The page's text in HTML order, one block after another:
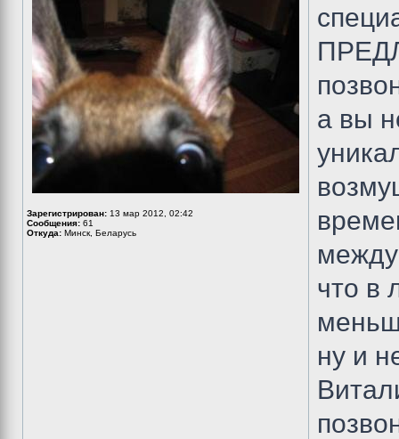
Зарегистрирован: 13 мар 2012, 02:42
Сообщения: 61
Откуда: Минск, Беларусь
а вы
что в
ну и